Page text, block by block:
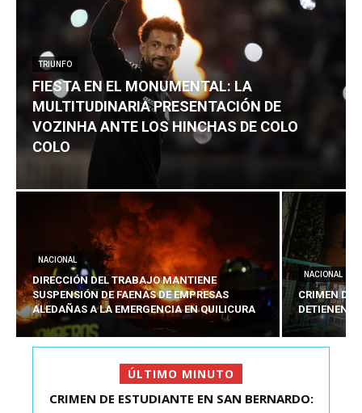
TRIUNFO
FIESTA EN EL MONUMENTAL: LA
MULTITUDINARIA PRESENTACIÓN DE
VOZINHA ANTE LOS HINCHAS DE COLO
COLO
NACIONAL
DIRECCIÓN DEL TRABAJO MANTIENE
SUSPENSIÓN DE FAENAS DE EMPRESAS
ALEDAÑAS A LA EMERGENCIA EN QUILICURA
NACIONAL
CRIMEN DE
DETIENEN
ÚLTIMO MINUTO
FIESTA EN EL MONUMENTAL: LA